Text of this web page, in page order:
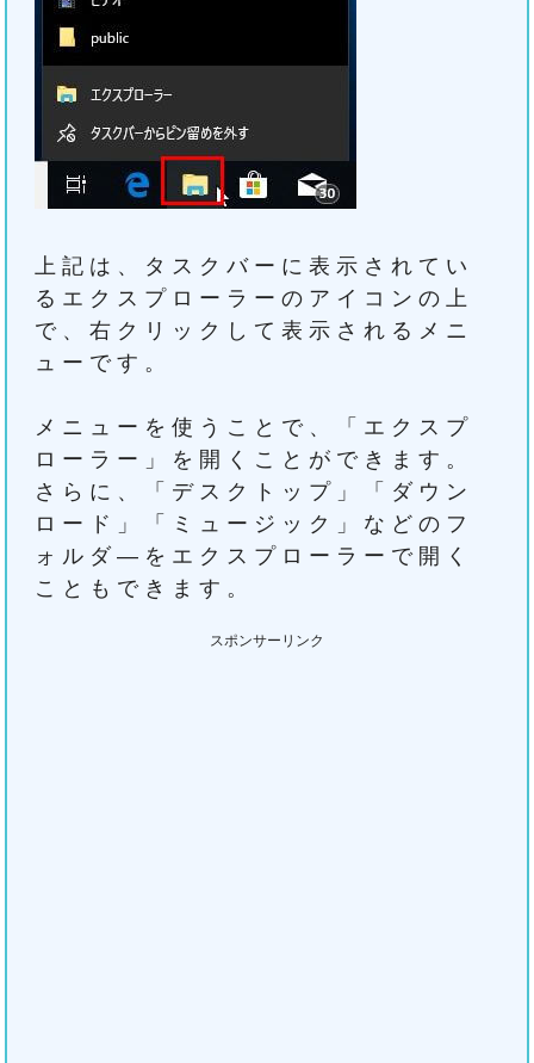
上記は、タスクバーに表示されてい
るエクスプローラーのアイコンの上
で、右クリックして表示されるメニ
ューです。
メニューを使うことで、「エクスプ
ローラー」を開くことができます。
さらに、「デスクトップ」「ダウン
ロード」「ミュージック」などのフ
ォルダ―をエクスプローラーで開く
こともできます。
スポンサーリンク